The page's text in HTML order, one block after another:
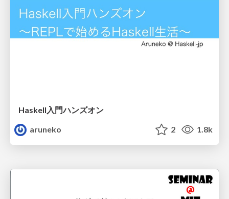
Haskell入門ハンズオン
aruneko
2 1.8k